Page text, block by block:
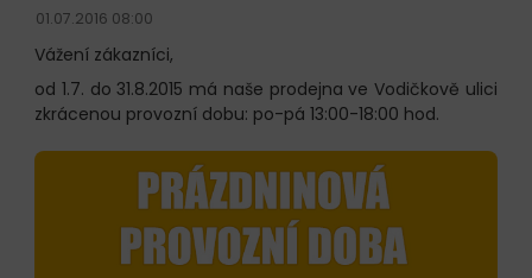
01.07.2016 08:00
Vážení zákazníci,
od 1.7. do 31.8.2015 má naše prodejna ve Vodičkově ulici
zkrácenou provozní dobu: po-pá 13:00-18:00 hod.